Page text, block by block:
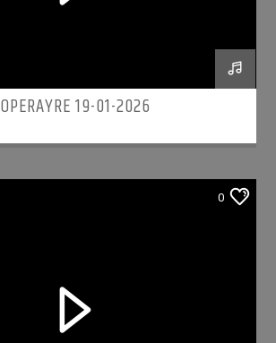
OPERAYRE 19-01-2026
0